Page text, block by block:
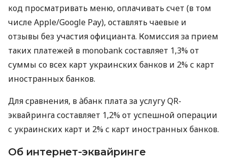
код просматривать меню, оплачивать счет (в том
числе Apple/Google Pay), оставлять чаевые и
отзывы без участия официанта. Комиссия за прием
таких платежей в monobank составляет 1,3% от
суммы со всех карт украинских банков и 2% с карт
иностранных банков.
Для сравнения, в àбанк плата за услугу QR-
эквайринга составляет 1,2% от успешной операции
с украинских карт и 2% с карт иностранных банков.
Об интернет-эквайринге